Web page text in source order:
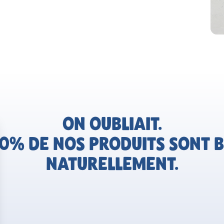
ON OUBLIAIT.
DE NOS PRODUITS SONT
NATURELLEMENT.